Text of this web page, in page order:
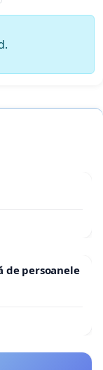
de persoanele